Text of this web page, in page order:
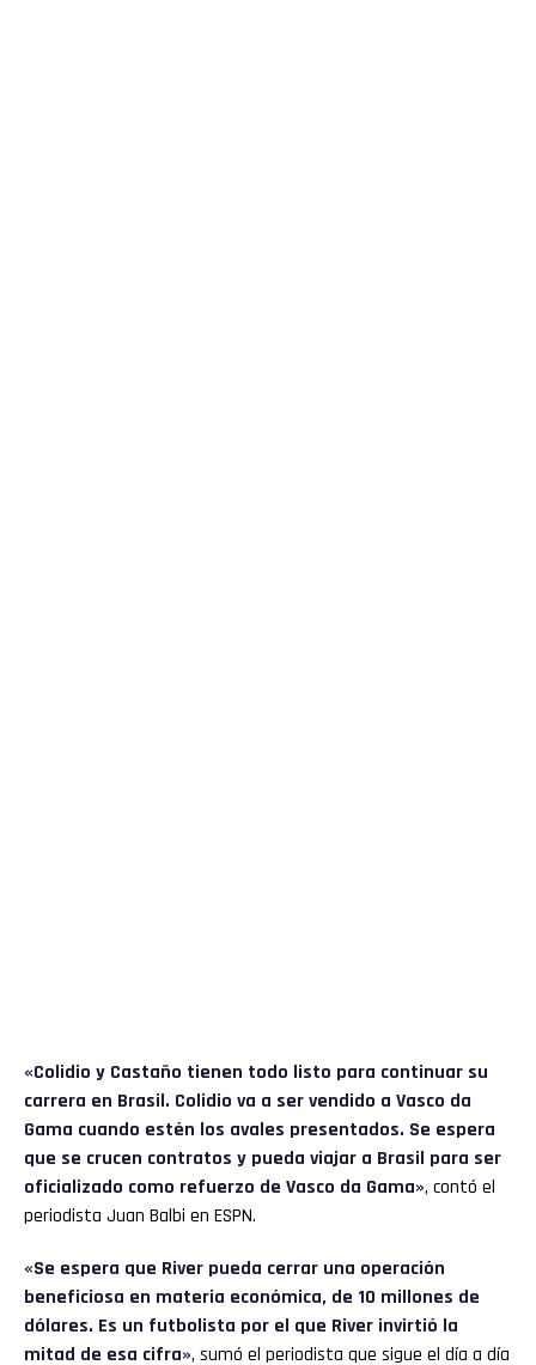
«Colidio y Castaño tienen todo listo para continuar su
carrera en Brasil. Colidio va a ser vendido a Vasco da
Gama cuando estén los avales presentados. Se espera
que se crucen contratos y pueda viajar a Brasil para ser
oficializado como refuerzo de Vasco da Gama», contó el
periodista Juan Balbi en ESPN.
«Se espera que River pueda cerrar una operación
beneficiosa en materia económica, de 10 millones de
dólares. Es un futbolista por el que River invirtió la
mitad de esa cifra», sumó el periodista que sigue el día a día